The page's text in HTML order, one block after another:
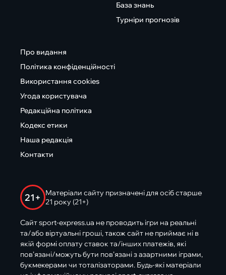
База знань
Турніри прогнозів
Про видання
Політика конфіденційності
Використання cookies
Угода користувача
Редакційна політика
Кодекс етики
Наша редакція
Контакти
21+
Матеріали сайту призначені для осіб старше
21 року (21+)
Сайт sport-express.ua не проводить ігри на реальні
та/або віртуальні гроші, також сайт не приймає ні в
якій формі оплату ставок та/інших платежів, які
пов’язані/можуть бути пов’язані з азартними іграми,
букмекерами чи тоталізаторами. Будь-які матеріали